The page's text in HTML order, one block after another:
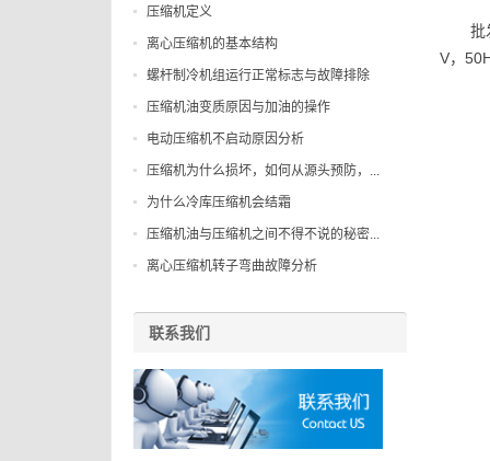
批
V，
压缩机定义
离心压缩机的基本结构
螺杆制冷机组运行正常标志与故障排除
压缩机油变质原因与加油的操作
电动压缩机不启动原因分析
压缩机为什么损坏，如何从源头预防，...
为什么冷库压缩机会结霜
压缩机油与压缩机之间不得不说的秘密...
离心压缩机转子弯曲故障分析
联系我们